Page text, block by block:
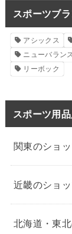
スポーツブ
アシックス
ニューバランス
リーボック
スポーツ用
関東のショ
近畿のショ
北海道・東